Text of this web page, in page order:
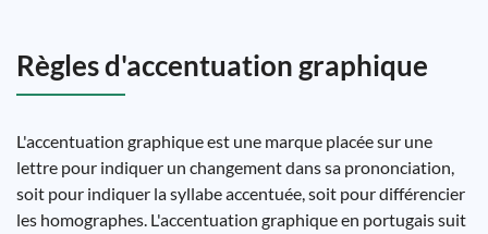
Règles d'accentuation graphique
L'accentuation graphique est une marque placée sur une
lettre pour indiquer un changement dans sa prononciation,
soit pour indiquer la syllabe accentuée, soit pour différencier
les homographes. L'accentuation graphique en portugais suit